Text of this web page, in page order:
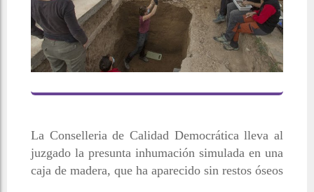
La Conselleria de Calidad Democrática lleva al
juzgado la presunta inhumación simulada en una
caja de madera, que ha aparecido sin restos óseos